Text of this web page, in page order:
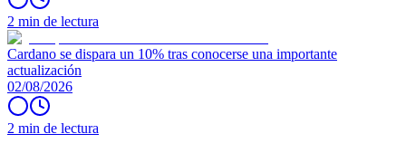
2 min de lectura
Cardano se dispara un 10% tras conocerse una importante
actualización
02/08/2026
2 min de lectura